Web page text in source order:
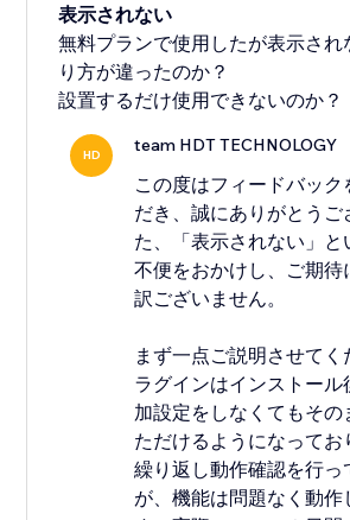
表示されない
無料プランで使用したが表示され
り方が違ったのか？
設置するだけ使用できないのか？
HD team HDT TECHNOLOGY
この度はフィードバック
だき、誠にありがとうご
た、「表示されない」と
不便をおかけし、ご期待
訳ございません。
まず一点ご説明させて
ラグインはインストール
加設定をしなくてもその
ただけるようになってお
繰り返し動作確認を行っ
が、機能は問題なく動作